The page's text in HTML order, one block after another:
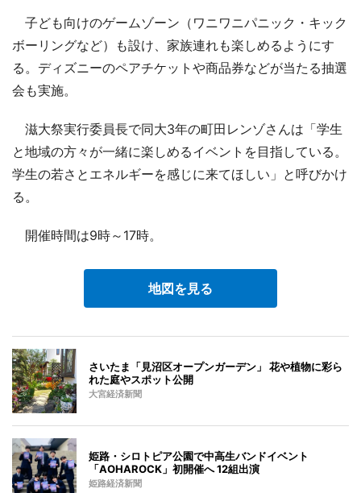
子ども向けのゲームゾーン（ワニワニパニック・キック
ボーリングなど）も設け、家族連れも楽しめるようにす
る。ディズニーのペアチケットや商品券などが当たる抽選
会も実施。
滋大祭実行委員長で同大3年の町田レンゾさんは「学生
と地域の方々が一緒に楽しめるイベントを目指している。
学生の若さとエネルギーを感じに来てほしい」と呼びかけ
る。
開催時間は9時～17時。
地図を見る
さいたま「見沼区オープンガーデン」 花や植物に彩ら
れた庭やスポット公開
大宮経済新聞
姫路・シロトピア公園で中高生バンドイベント
「AOHAROCK」初開催へ 12組出演
姫路経済新聞